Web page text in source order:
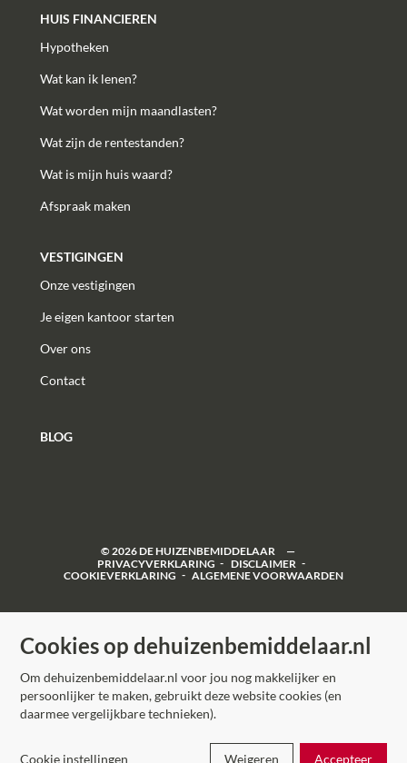
HUIS FINANCIEREN
Hypotheken
Wat kan ik lenen?
Wat worden mijn maandlasten?
Wat zijn de rentestanden?
Wat is mijn huis waard?
Afspraak maken
VESTIGINGEN
Onze vestigingen
Je eigen kantoor starten
Over ons
Contact
BLOG
© 2026DE HUIZENBEMIDDELAAR
PRIVACYVERKLARING
DISCLAIMER
COOKIEVERKLARING
ALGEMENE VOORWAARDEN
Cookies op dehuizenbemiddelaar.nl
Om dehuizenbemiddelaar.nl voor jou nog makkelijker en
persoonlijker te maken, gebruikt deze website cookies (en
daarmee vergelijkbare technieken).
Accepteer
Weigeren
Cookie instellingen